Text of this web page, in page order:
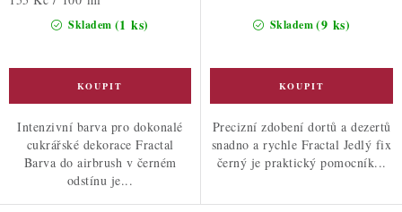
Skladem (1 ks)
Intenzivní barva pro dokonalé
cukrářské dekorace Fractal
Barva do airbrush v černém
odstínu je...
Skladem(9 ks)
Precizní zdobení dortů a dezertů
snadno a rychle Fractal Jedlý fix
černý je praktický pomocník...